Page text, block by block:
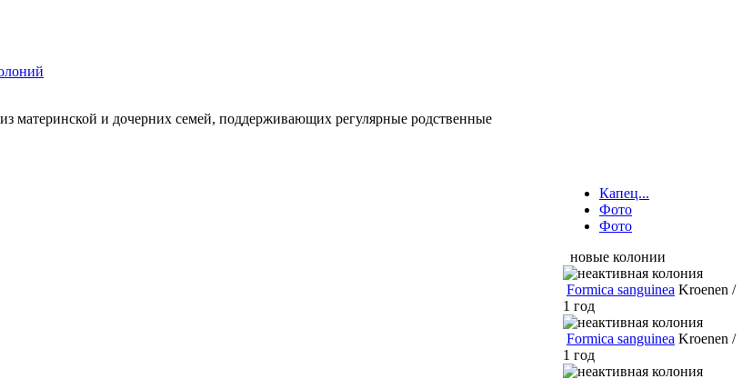
материнской и дочерних семей, поддерживающих регулярные родственные
Капец...
Фото
Фото
новые колонии
Formica sanguinea Kroenen /
1 год
Formica sanguinea Kroenen /
1 год